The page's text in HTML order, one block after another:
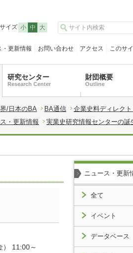
イズ 小 中 大
・更新情報 お問い合わせ アクセス このサ
研究センター
Research Center
財団概要
Outline
/日本のBA BA通信
企業史料ディレクト
・更新情報 実業史研究情報センターの誕
） 11:00～
ニュース・更新
全て
イベント
データベース